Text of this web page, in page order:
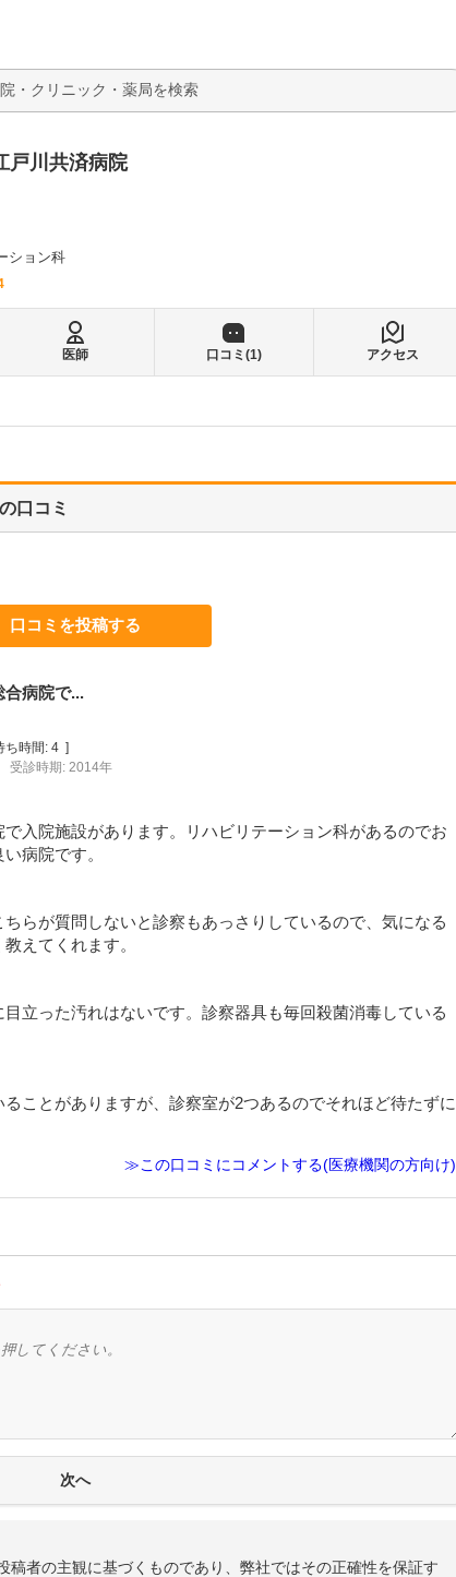
検索
戸川共済病院
ション科
医師 口コミ(1) アクセス
の口コミ
口コミを投稿する
合病院で...
ち時間: 4 ]
受診時期: 2014年
入院施設があります。リハビリテーション科があるのでお
病院です。
らが質問しないと診察もあっさりしているので、気になる
えてくれます。
立った汚れはないです。診察器具も毎回殺菌消毒している
ことがありますが、診察室が2つあるのでそれほど待たずに
≫この口コミにコメントする(医療機関の方向け)
稿者の主観に基づくものであり、弊社ではその正確性を保証す